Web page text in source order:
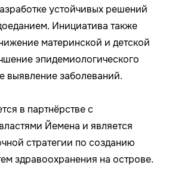
устойчивых решений
Инициатива также
материнской и детской
эпидемиологического
выявление заболеваний.
в партнёрстве с
Йемена и является
стратегии по созданию
здравоохранения на острове.